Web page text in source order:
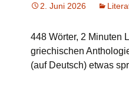
2. Juni 2026
448 Wörter, 2 Minuten
griechischen
(auf Deutsch) etwas